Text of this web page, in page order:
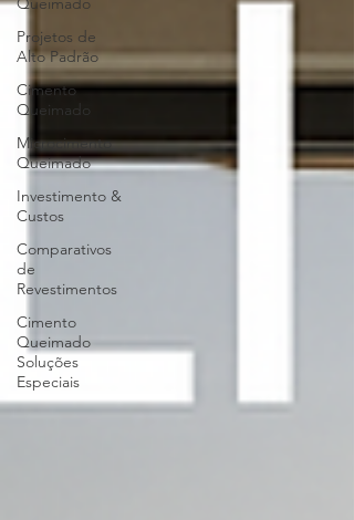
Projetos de
Alto Padrão
Cimento
Queimado
Microcimento
Queimado
Investimento &
Custos
Comparativos
de
Revestimentos
Cimento
Queimado
Soluções
Especiais